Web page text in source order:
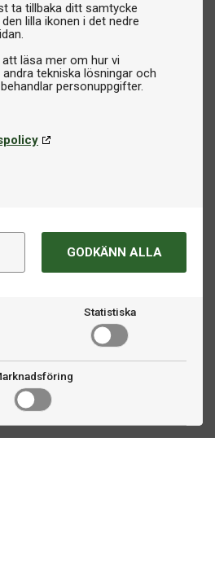
ta tillbaka ditt samtycke
lilla ikonen i det nedre
läsa mer om hur vi
tekniska lösningar och
GODKÄNN ALLA
Statistiska